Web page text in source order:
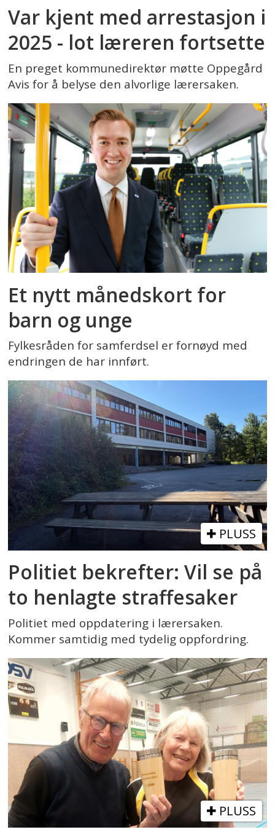
Var kjent med arrestasjon i
2025 - lot læreren fortsette
En preget kommunedirektør møtte Oppegård
Avis for å belyse den alvorlige lærersaken.
Et nytt månedskort for
barn og unge
Fylkesråden for samferdsel er fornøyd med
endringen de har innført.
PLUSS
Politiet bekrefter: Vil se på
to henlagte straffesaker
Politiet med oppdatering i lærersaken.
Kommer samtidig med tydelig oppfordring.
PLUSS